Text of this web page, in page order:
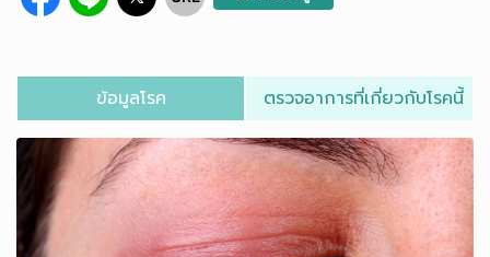
ข้อมูลโรค ตรวจอาการที่เกี่ยวกับโรคนี้